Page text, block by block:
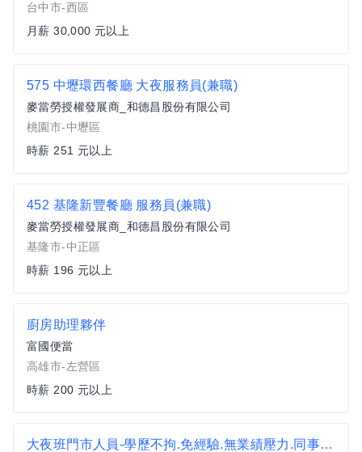
台中市-西區
月薪 30,000 元以上
575 中壢環西餐廳 大夜服務員(兼職)
麥當勞授權發展商_和德昌股份有限公司
桃園市-中壢區
時薪 251 元以上
452 基隆新豐餐廳 服務員(兼職)
麥當勞授權發展商_和德昌股份有限公司
基隆市-中正區
時薪 196 元以上
廚房助理夥伴
富國便當
高雄市-左營區
時薪 200 元以上
大夜班門市人員-學歷不拘.免經驗.無業績壓力.同事好相處